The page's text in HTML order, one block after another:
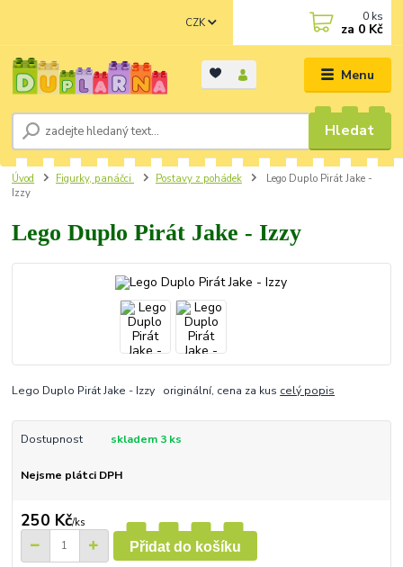
Menu
CZK
Hledat
0 ks
za 0 Kč
Úvod Figurky, panáčci Postavy z pohádek
Lego Duplo Pirát Jake -
Izzy
Lego Duplo Pirát Jake - Izzy
Lego Duplo Pirát Jake - Izzy originální, cena za kus celý popis
Dostupnost skladem 3 ks
Nejsme plátci DPH
250 Kč/ks
Přidat do košíku